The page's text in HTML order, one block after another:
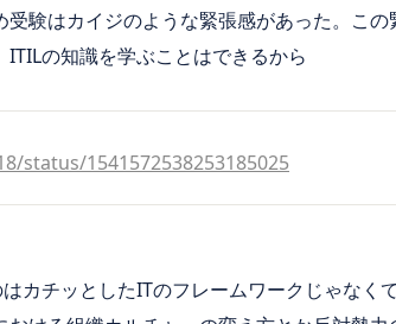
験はカイジのような緊張感があった。こ
の知識を学ぶことはできるから
status/1541572538253185025
カチッとしたITのフレームワークじゃなく